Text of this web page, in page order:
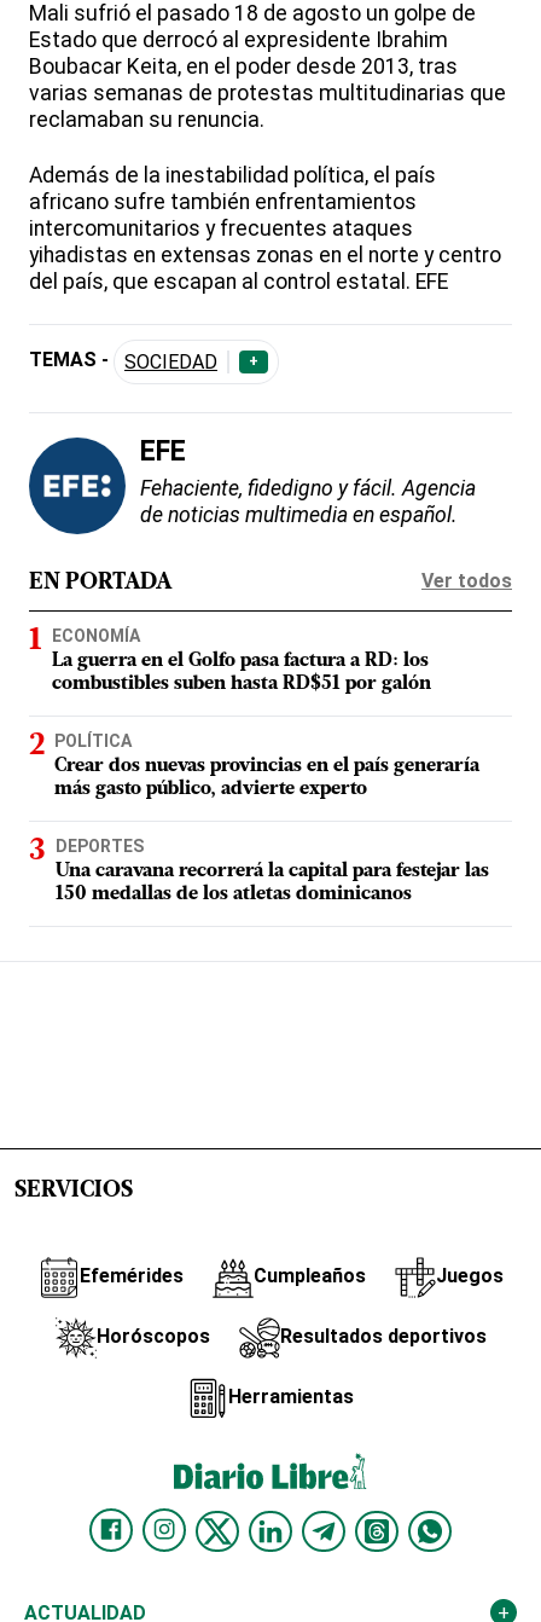
Mali sufrió el pasado 18 de agosto un golpe de
Estado que derrocó al expresidente Ibrahim
Boubacar Keita, en el poder desde 2013, tras
varias semanas de protestas multitudinarias que
reclamaban su renuncia.
Además de la inestabilidad política, el país
africano sufre también enfrentamientos
intercomunitarios y frecuentes ataques
yihadistas en extensas zonas en el norte y centro
del país, que escapan al control estatal. EFE
TEMAS - SOCIEDAD +
EFE
Fehaciente, fidedigno y fácil. Agencia
de noticias multimedia en español.
EN PORTADA Ver todos
ECONOMÍA
La guerra en el Golfo pasa factura a RD: los
combustibles suben hasta RD$51 por galón
POLÍTICA
Crear dos nuevas provincias en el país generaría
más gasto público, advierte experto
DEPORTES
Una caravana recorrerá la capital para festejar las
150 medallas de los atletas dominicanos
SERVICIOS
Efemérides Cumpleaños Juegos
Horóscopos Resultados deportivos
Herramientas
ACTUALIDAD